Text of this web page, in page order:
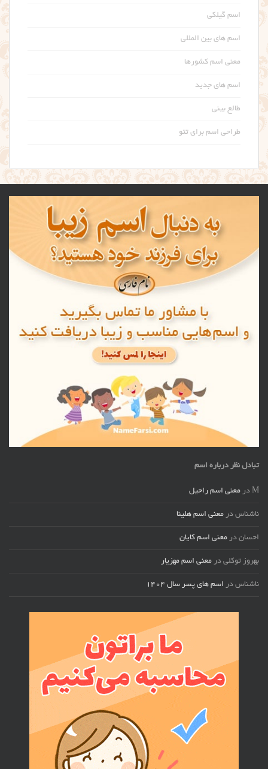
اسم گیلکی
اسم های بین المللی
معنی اسم کشورها
اسم های جدید
طالع بینی
طراحی اسم برای تتو
تبادل نظر درباره اسم
M در معنی اسم راحیل
ناشناس در معنی اسم هلینا
احسان در معنی اسم کایان
بهروز توکلی در معنی اسم مهزیار
ناشناس در اسم های پسر سال ۱۴۰۴